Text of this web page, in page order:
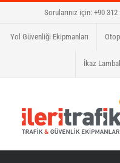
content
Sorularınız için: +90 312
Yol Güvenliği Ekipmanları
İkaz